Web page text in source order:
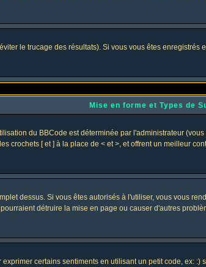
le trucage des résultats). Si vous vous êtes
Mise en forme et Types de
du BBCode est déterminée par l'administrateur
crochets [ et ] à la place de < et >, et offrent un meilleur
dessus. Si vous êtes autorisés à l'utiliser, vous vous
détruire la mise en page ou causer d'autres
certains sentiments en utilisant un petit code, ex: